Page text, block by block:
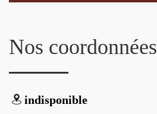
Nos coordonnées
indisponible